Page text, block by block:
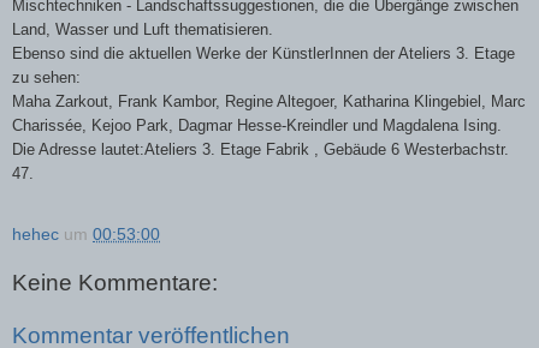
Mischtechniken - Landschaftssuggestionen, die die Übergänge zwischen
Land, Wasser und Luft thematisieren.
Ebenso sind die aktuellen Werke der KünstlerInnen der Ateliers 3. Etage
zu sehen:
Maha Zarkout, Frank Kambor, Regine Altegoer, Katharina Klingebiel, Marc
Charissée, Kejoo Park, Dagmar Hesse-Kreindler und Magdalena Ising.
Die Adresse lautet:Ateliers 3. Etage Fabrik , Gebäude 6 Westerbachstr.
47.
hehec um 00:53:00
Keine Kommentare:
Kommentar veröffentlichen